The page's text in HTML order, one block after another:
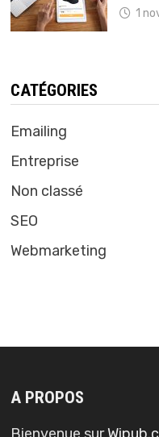
1
CATÉGORIES
Emailing
Entreprise
Non classé
SEO
Webmarketing
A PROPOS